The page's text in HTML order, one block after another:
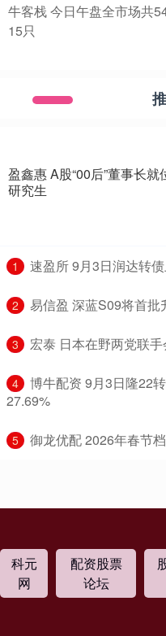
牛客栈 今日午盘全市场共
15只
盈鑫惠 A股“00后”董事长
研究生
1 速盈所 9月3日润达转
2 易信盈 深蓝S09将首
3 宏泰 日本在野两党联
4
博牛配资 9月3日隆22
27.69%
5 御龙优配 2026年春节
科元
网
配资股票
论坛